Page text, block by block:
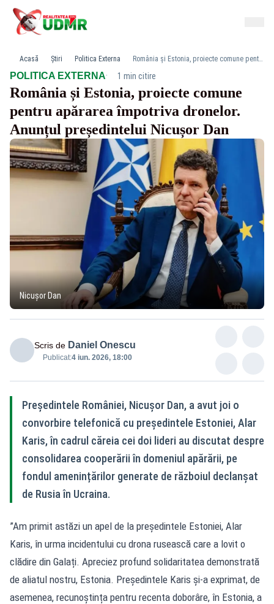
Acasă Știri Politica Externa România și Estonia, proiecte comune pentru apărarea împotriva dronelor. Anunțul președintelui Nicușor Dan
POLITICA EXTERNA· 1 min citire
România și Estonia, proiecte comune
pentru apărarea împotriva dronelor.
Anunțul președintelui Nicușor Dan
Nicușor Dan
Scris de Daniel Onescu
Publicat:4 iun. 2026, 18:00
Președintele României, Nicușor Dan, a avut joi o
convorbire telefonică cu președintele Estoniei, Alar
Karis, în cadrul căreia cei doi lideri au discutat despre
consolidarea cooperării în domeniul apărării, pe
fondul amenințărilor generate de războiul declanșat
de Rusia în Ucraina.
”Am primit astăzi un apel de la președintele Estoniei, Alar
Karis, în urma incidentului cu drona rusească care a lovit o
clădire din Galați. Apreciez profund solidaritatea demonstrată
de aliatul nostru, Estonia. Președintele Karis și-a exprimat, de
asemenea, recunoștința pentru recenta doborâre, în Estonia, a